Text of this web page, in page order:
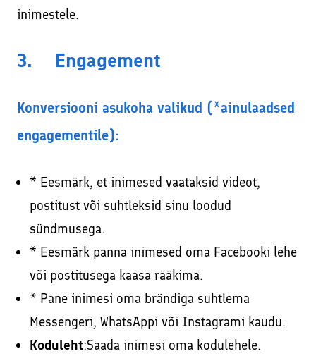
inimestele.
3. Engagement
Konversiooni asukoha valikud (*ainulaadsed
engagementile):
* Eesmärk, et inimesed vaataksid videot,
postitust või suhtleksid sinu loodud
sündmusega.
* Eesmärk panna inimesed oma Facebooki lehe
või postitusega kaasa rääkima.
* Pane inimesi oma brändiga suhtlema
Messengeri, WhatsAppi või Instagrami kaudu.
Koduleht:Saada inimesi oma kodulehele.